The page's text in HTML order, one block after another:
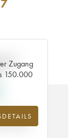
Zugang
150.000
der
2017 im
2025